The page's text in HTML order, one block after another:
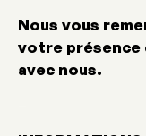
Nous vous
votre présence
avec nous.